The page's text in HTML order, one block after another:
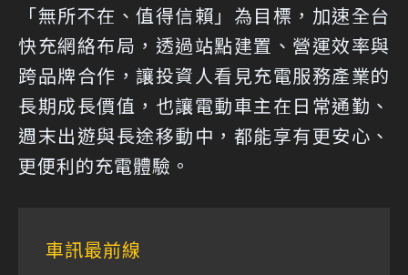
「無所不在、值得信賴」為目標，加速全台
快充網絡布局，透過站點建置、營運效率與
跨品牌合作，讓投資人看見充電服務產業的
長期成長價值，也讓電動車主在日常通勤、
週末出遊與長途移動中，都能享有更安心、
更便利的充電體驗。
車訊最前線